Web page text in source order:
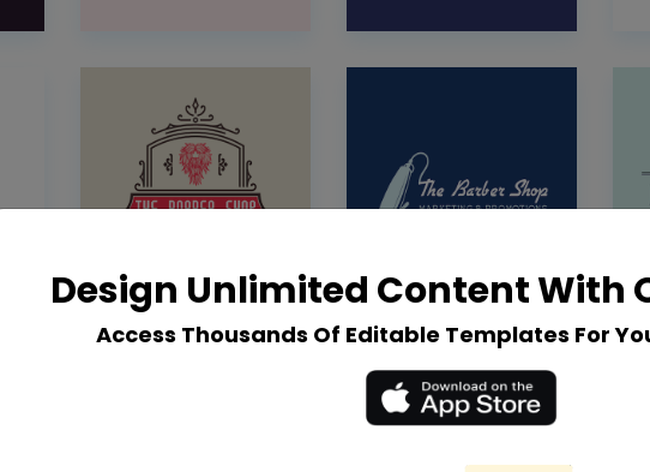
Design Unlimited Content With
Access Thousands Of Editable Templates For